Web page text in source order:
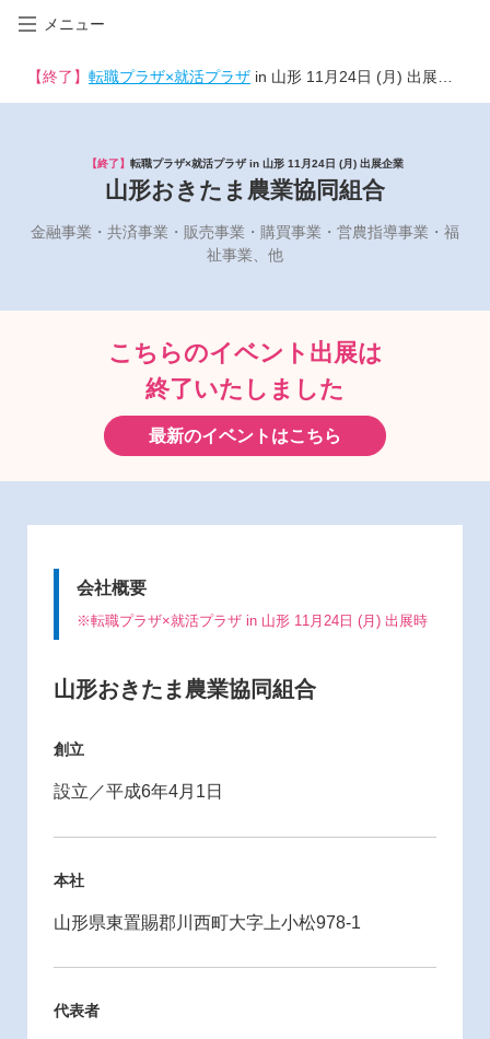
メニュー
【終了】 転職プラザ×就活プラザ in 山形 11月24日 (月) 出展企業
【終了】 転職プラザ×就活プラザ in 山形 11月24日 (月) 出展企業
山形おきたま農業協同組合
金融事業・共済事業・販売事業・購買事業・営農指導事業・福
祉事業、他
こちらのイベント出展は
終了いたしました
最新のイベントはこちら
会社概要
※転職プラザ×就活プラザ in 山形 11月24日 (月) 出展時
山形おきたま農業協同組合
創立
設立／平成6年4月1日
本社
山形県東置賜郡川西町大字上小松978-1
代表者